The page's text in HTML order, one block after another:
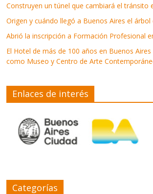
Construyen un túnel que cambiará el tránsito
Origen y cuándo llegó a Buenos Aires el árbol
Abrió la inscripción a Formación Profesional
El Hotel de más de 100 años en Buenos
como Museo y Centro de Arte
Enlaces de interés
Categorías